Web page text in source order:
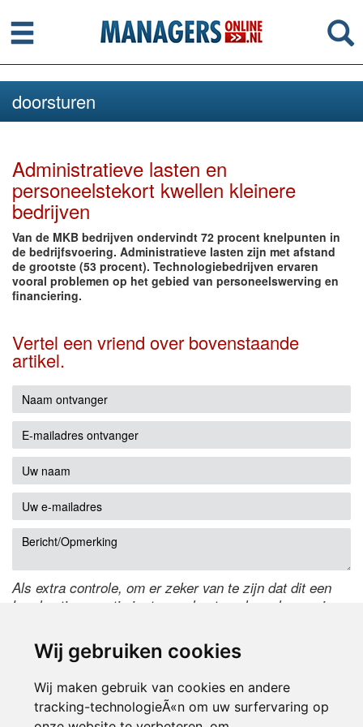
Wij gebruiken cookies
Wij maken gebruik van cookies en andere
tracking-technologieÃ«n om uw surfervaring op
Menu
doorsturen
Administratieve lasten en
personeelstekort kwellen kleinere
bedrijven
Van de MKB bedrijven ondervindt 72 procent knelpunten in
de bedrijfsvoering. Administratieve lasten zijn met afstand
de grootste (53 procent). Technologiebedrijven ervaren
vooral problemen op het gebied van personeelswerving en
financiering.
Vertel een vriend over bovenstaande
artikel.
Als extra controle, om er zeker van te zijn dat dit een
handmatige reactie is, typ onderstaande code over in
de code te wijzigen.